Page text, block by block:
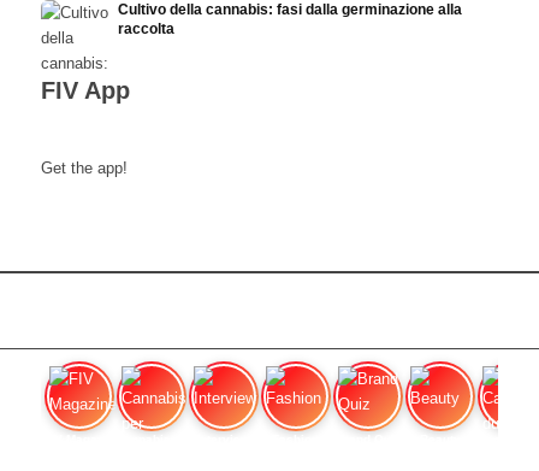
Cultivo della cannabis: fasi dalla germinazione alla
raccolta
FIV App
Get the app!